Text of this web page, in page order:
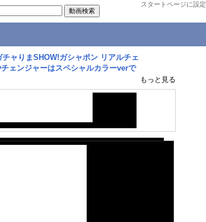
スタートページに設定
ャりまSHOW!ガシャポン リアルチェ
ェンジャーはスペシャルカラーverで
もっと見る